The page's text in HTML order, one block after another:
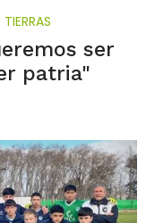
ser
patria"